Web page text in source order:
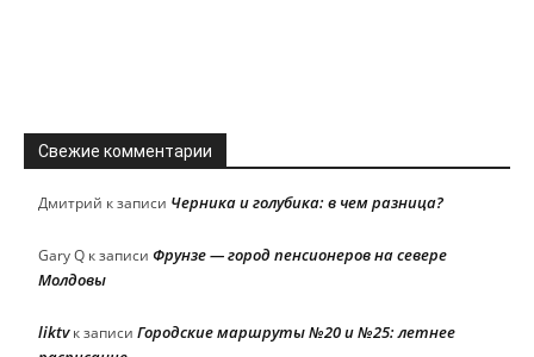
Свежие комментарии
Дмитрий к записи Черника и голубика: в чем разница?
Gary Q к записи Фрунзе — город пенсионеров на севере
Молдовы
liktvк записи Городские маршруты №20 и №25: летнее